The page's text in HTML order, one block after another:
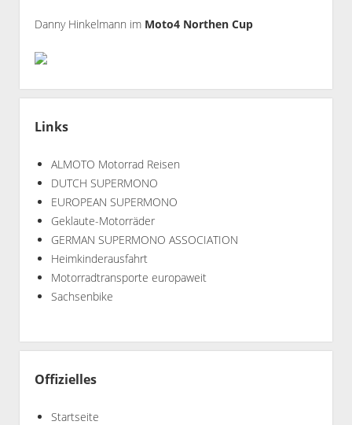
Danny Hinkelmann im Moto4 Northen Cup
Links
ALMOTO Motorrad Reisen
DUTCH SUPERMONO
EUROPEAN SUPERMONO
Geklaute-Motorräder
GERMAN SUPERMONO ASSOCIATION
Heimkinderausfahrt
Motorradtransporte europaweit
Sachsenbike
Offizielles
Startseite